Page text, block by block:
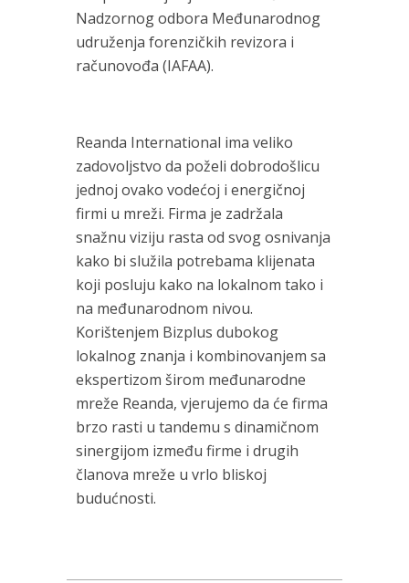
Nadzornog odbora Međunarodnog
udruženja forenzičkih revizora i
računovođa (IAFAA).
Reanda International ima veliko
zadovoljstvo da poželi dobrodošlicu
jednoj ovako vodećoj i energičnoj
firmi u mreži. Firma je zadržala
snažnu viziju rasta od svog osnivanja
kako bi služila potrebama klijenata
koji posluju kako na lokalnom tako i
na međunarodnom nivou.
Korištenjem Bizplus dubokog
lokalnog znanja i kombinovanjem sa
ekspertizom širom međunarodne
mreže Reanda, vjerujemo da će firma
brzo rasti u tandemu s dinamičnom
sinergijom između firme i drugih
članova mreže u vrlo bliskoj
budućnosti.